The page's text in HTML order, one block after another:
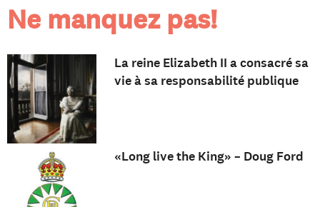
Ne manquez pas!
La reine Elizabeth II a consacré sa
vie à sa responsabilité publique
«Long live the King» – Doug Ford